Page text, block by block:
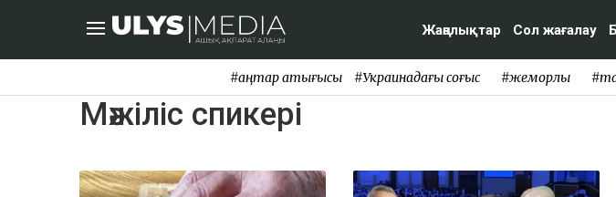
Жаңалықтар Сол жағалау
#қаңтар қақтығысы #Украинадағы соғыс #жемқорлық
Мәжіліс спикері